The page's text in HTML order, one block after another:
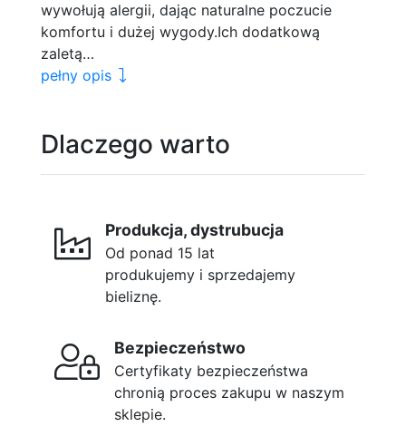
wywołują alergii, dając naturalne poczucie
komfortu i dużej wygody.Ich dodatkową
zaletą…
pełny opis
Dlaczego warto
Produkcja, dystrubucja
Od ponad 15 lat
produkujemy i sprzedajemy
bieliznę.
Bezpieczeństwo
Certyfikaty bezpieczeństwa
chronią proces zakupu w naszym
sklepie.